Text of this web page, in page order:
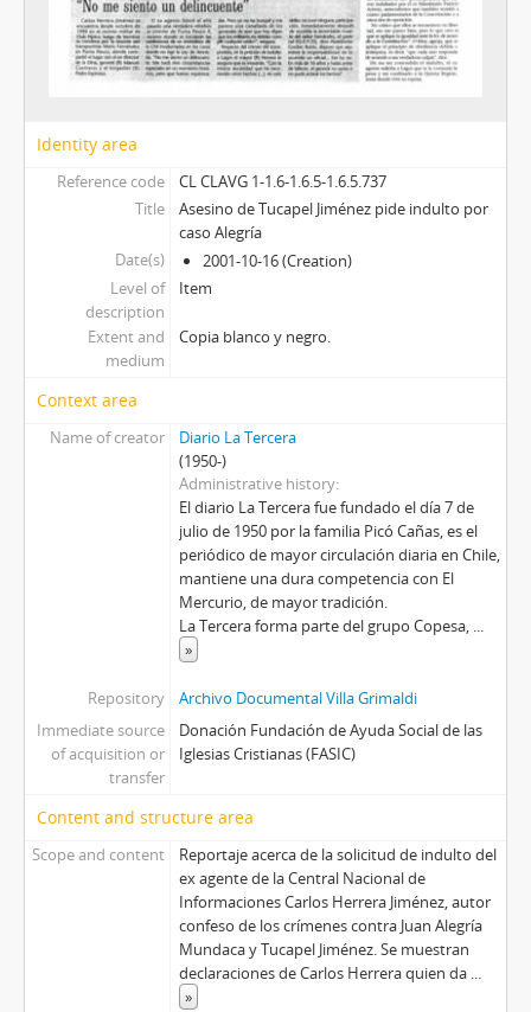
Identity area
Reference code
CL CLAVG 1-1.6-1.6.5-1.6.5.737
Title
Asesino de Tucapel Jiménez pide indulto por
caso Alegría
Date(s)
2001-10-16 (Creation)
Level of
description
Item
Extent and
medium
Copia blanco y negro.
Context area
Name of creator
Diario La Tercera
(1950-)
Administrative history
El diario La Tercera fue fundado el día 7 de
julio de 1950 por la familia Picó Cañas, es el
periódico de mayor circulación diaria en Chile,
mantiene una dura competencia con El
Mercurio, de mayor tradición.
La Tercera forma parte del grupo Copesa, ...
»
Repository
Archivo Documental Villa Grimaldi
Immediate source
of acquisition or
transfer
Donación Fundación de Ayuda Social de las
Iglesias Cristianas (FASIC)
Content and structure area
Scope and content
Reportaje acerca de la solicitud de indulto del
ex agente de la Central Nacional de
Informaciones Carlos Herrera Jiménez, autor
confeso de los crímenes contra Juan Alegría
Mundaca y Tucapel Jiménez. Se muestran
declaraciones de Carlos Herrera quien da ...
»